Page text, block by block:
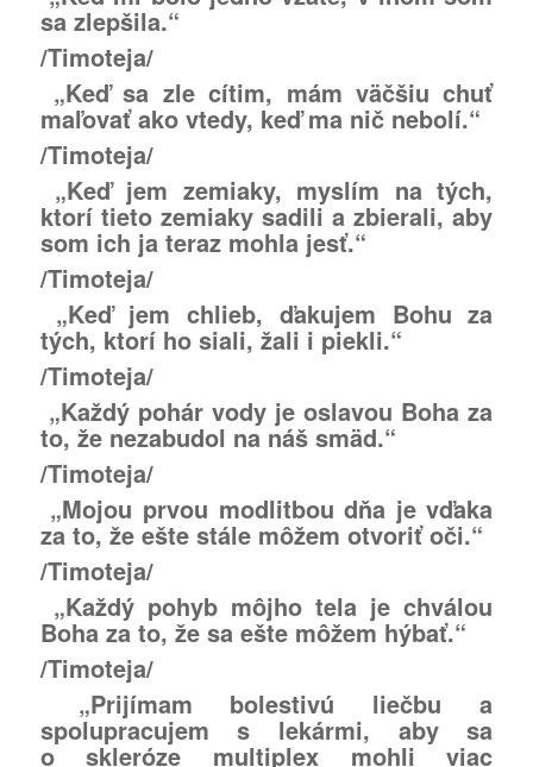
sa zlepšila.“
/Timoteja/
„Keď sa zle cítim, mám väčšiu chuť
maľovať ako vtedy, keď ma nič nebolí.“
/Timoteja/
„Keď jem zemiaky, myslím na tých,
ktorí tieto zemiaky sadili a zbierali, aby
som ich ja teraz mohla jesť.“
/Timoteja/
„Keď jem chlieb, ďakujem Bohu za
tých, ktorí ho siali, žali i piekli.“
/Timoteja/
„Každý pohár vody je oslavou Boha za
to, že nezabudol na náš smäd.“
/Timoteja/
„Mojou prvou modlitbou dňa je vďaka
za to, že ešte stále môžem otvoriť oči.“
/Timoteja/
„Každý pohyb môjho tela je chválou
Boha za to, že sa ešte môžem hýbať.“
/Timoteja/
„Prijímam bolestivú liečbu a
spolupracujem s lekármi, aby sa
o skleróze multiplex mohli viac